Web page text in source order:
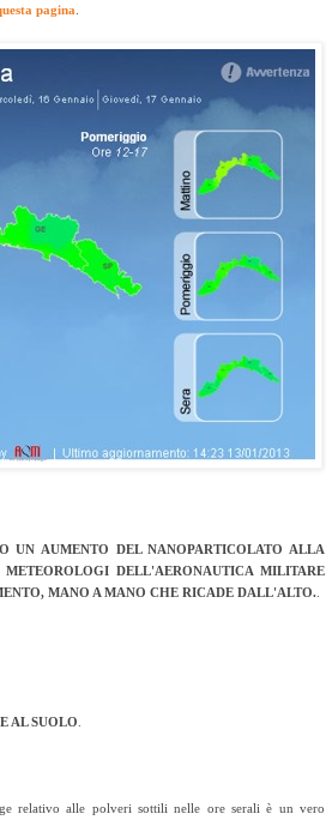
pagina
UN AUMENTO DEL NANOPARTICOLATO ALLA
DELL'AERONAUTICA MILITARE
MANO A MANO CHE RICADE DALL'ALTO.
AL SUOLO
relativo alle polveri sottili nelle ore serali è un vero